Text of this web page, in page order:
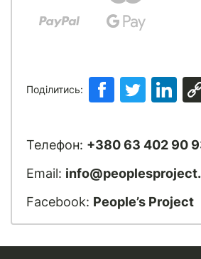
Поділитись:
Телефон: +380 63 402 90
Email:
Facebook: People’s Project